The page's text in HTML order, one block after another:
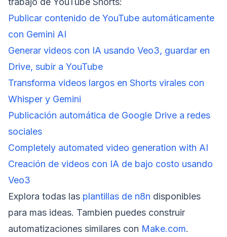
Publicar contenido de YouTube automáticamente
con Gemini AI
Generar videos con IA usando Veo3, guardar en
Drive, subir a YouTube
Transforma videos largos en Shorts virales con
Whisper y Gemini
Publicación automática de Google Drive a redes
sociales
Completely automated video generation with AI
Creación de videos con IA de bajo costo usando
Veo3
Explora todas las plantillas de n8n disponibles
para mas ideas. Tambien puedes construir
automatizaciones similares con Make.com.